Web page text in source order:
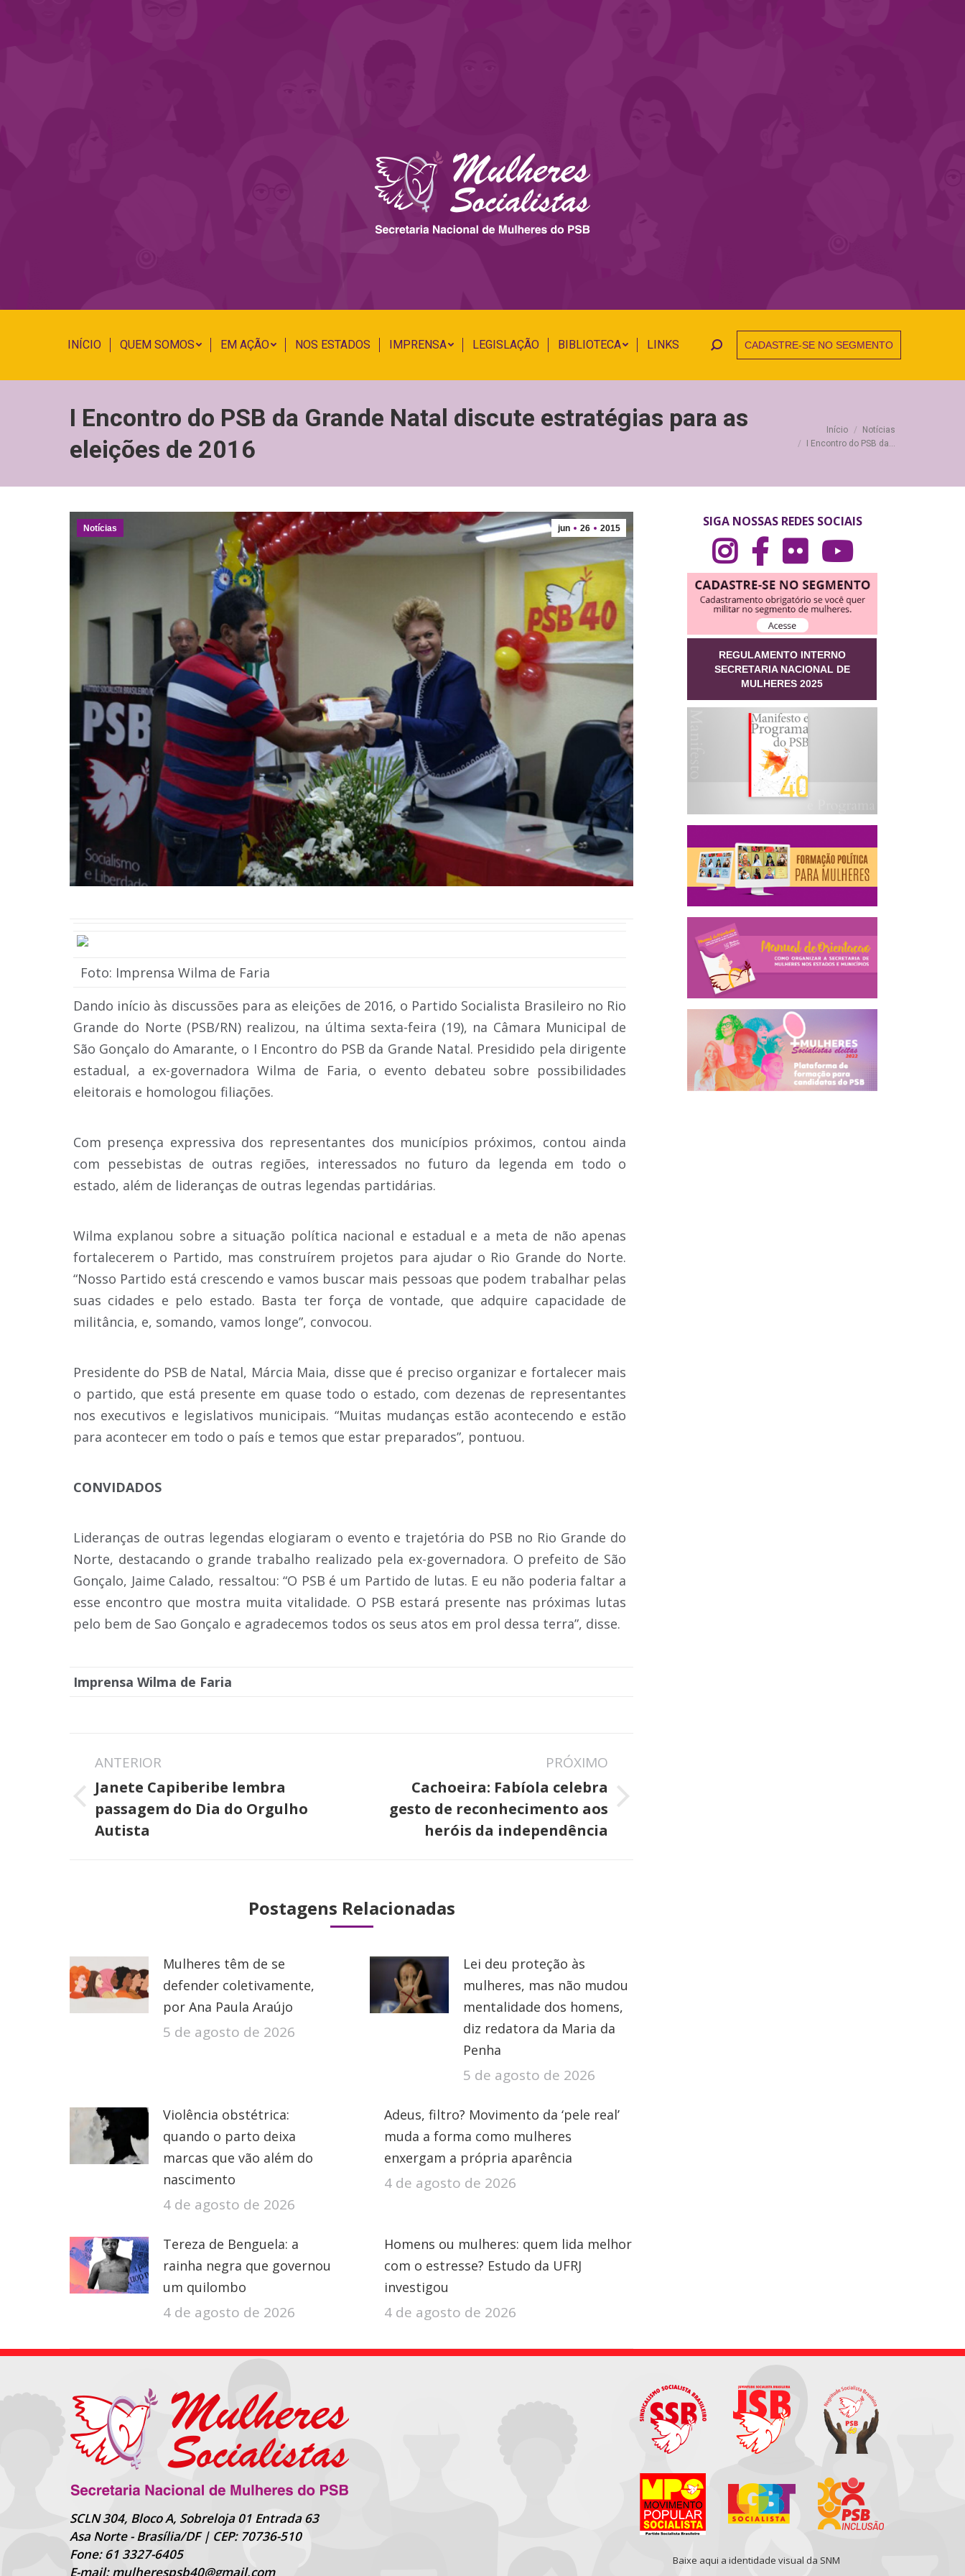
INÍCIO QUEM SOMOS EM AÇÃO NOS ESTADOS IMPRENSA LEGISLAÇÃO BIBLIOTECA LINKS Search:CADASTRE-SE NO SEGMENTO
I Encontro do PSB da Grande Natal discute estratégias para as
eleições de 2016
Você está aqui:
Início
Notícias
I Encontro do PSB da…
jun 26 2015
Notícias
Foto: Imprensa Wilma de Faria
Dando início às discussões para as eleições de 2016, o Partido Socialista Brasileiro no Rio
Grande do Norte (PSB/RN) realizou, na última sexta-feira (19), na Câmara Municipal de
São Gonçalo do Amarante, o I Encontro do PSB da Grande Natal. Presidido pela dirigente
estadual, a ex-governadora Wilma de Faria, o evento debateu sobre possibilidades
eleitorais e homologou filiações.
Com presença expressiva dos representantes dos municípios próximos, contou ainda
com pessebistas de outras regiões, interessados no futuro da legenda em todo o
estado, além de lideranças de outras legendas partidárias.
Wilma explanou sobre a situação política nacional e estadual e a meta de não apenas
fortalecerem o Partido, mas construírem projetos para ajudar o Rio Grande do Norte.
“Nosso Partido está crescendo e vamos buscar mais pessoas que podem trabalhar pelas
suas cidades e pelo estado. Basta ter força de vontade, que adquire capacidade de
militância, e, somando, vamos longe”, convocou.
Presidente do PSB de Natal, Márcia Maia, disse que é preciso organizar e fortalecer mais
o partido, que está presente em quase todo o estado, com dezenas de representantes
nos executivos e legislativos municipais. “Muitas mudanças estão acontecendo e estão
para acontecer em todo o país e temos que estar preparados”, pontuou.
CONVIDADOS
Lideranças de outras legendas elogiaram o evento e trajetória do PSB no Rio Grande do
Norte, destacando o grande trabalho realizado pela ex-governadora. O prefeito de São
Gonçalo, Jaime Calado, ressaltou: “O PSB é um Partido de lutas. E eu não poderia faltar a
esse encontro que mostra muita vitalidade. O PSB estará presente nas próximas lutas
pelo bem de Sao Gonçalo e agradecemos todos os seus atos em prol dessa terra”, disse.
Imprensa Wilma de Faria
de
post:
ANTERIOR
Post
anterior:
Janete Capiberibe lembra
passagem do Dia do Orgulho
Autista
PRÓXIMO
Próximo
Cachoeira: Fabíola celebra
gesto de reconhecimento aos
heróis da independência
Postagens Relacionadas
Mulheres têm de se
defender coletivamente,
por Ana Paula Araújo
5 de agosto de 2026
Lei deu proteção às
mulheres, mas não mudou
mentalidade dos homens,
diz redatora da Maria da
Penha
5 de agosto de 2026
Violência obstétrica:
quando o parto deixa
marcas que vão além do
nascimento
4 de agosto de 2026
Adeus, filtro? Movimento da ‘pele real’
muda a forma como mulheres
enxergam a própria aparência
4 de agosto de 2026
Tereza de Benguela: a
rainha negra que governou
um quilombo
4 de agosto de 2026
Homens ou mulheres: quem lida melhor
com o estresse? Estudo da UFRJ
investigou
4 de agosto de 2026
SIGA NOSSAS REDES SOCIAIS
REGULAMENTO INTERNO
SECRETARIA NACIONAL DE
MULHERES 2025
SCLN 304, Bloco A, Sobreloja 01 Entrada 63
Asa Norte - Brasília/DF | CEP: 70736-510
Fone: 61 3327-6405
E-mail: mulherespsb40@gmail.com
Baixe aqui a identidade visual da SNM